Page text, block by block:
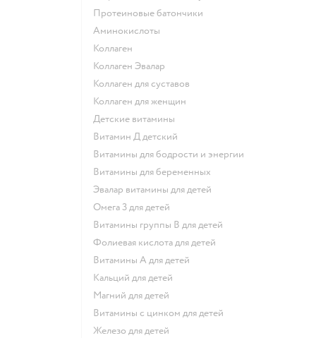
Протеиновые батончики
Аминокислоты
Коллаген
Коллаген Эвалар
Коллаген для суставов
Коллаген для женщин
Детские витамины
Витамин Д детский
Витамины для бодрости и энергии
Витамины для беременных
Эвалар витамины для детей
Омега 3 для детей
Витамины группы В для детей
Фолиевая кислота для детей
Витамины А для детей
Кальций для детей
Магний для детей
Витамины с цинком для детей
Железо для детей